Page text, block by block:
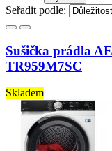
Seřadit podle:
Sušička prádla
TR959M7SC
Skladem